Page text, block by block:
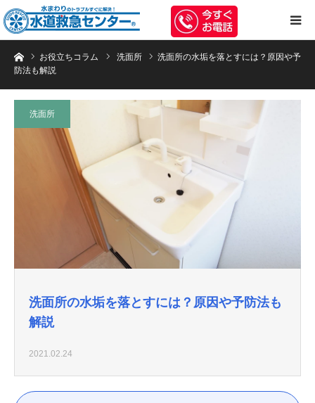
トイレのつまり・水漏れ等、水まわりのトラブルは水道救急センターへお任
お役立ちコラム 洗面所
洗面所の水垢を落とすには？原因や予
防法も解説
洗面所
洗面所の水垢を落とすには？原因や予防法も
解説
2021.02.24